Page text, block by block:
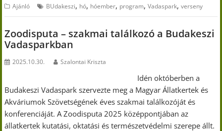
Ajánló BUdakeszi, hó, hóember, program,Vadaspark,verseny
Zoodisputa – szakmai találkozó a Budakeszi
Vadasparkban
2025.10.30. Szalontai Kriszta
Idén októberben a
Budakeszi Vadaspark szervezte meg a Magyar Állatkertek és
Akváriumok Szövetségének éves szakmai találkozóját és
konferenciáját. A Zoodisputa 2025 középpontjában az
állatkertek kutatási, oktatási és természetvédelmi szerepe állt.